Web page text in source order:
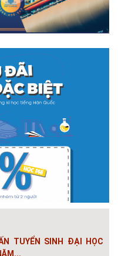
tầng và môi trường đô thị
thuật hạ tầng và môi trường
đại học với 280 chỉ tiêu, thời
TUYỂN SINH ĐẠI HỌC
ra vào tháng 8. Trường Đại
cuối cấp ôn thi thật tốt MỜI
GIAO LƯU TRỰC TUYẾN "TƯ